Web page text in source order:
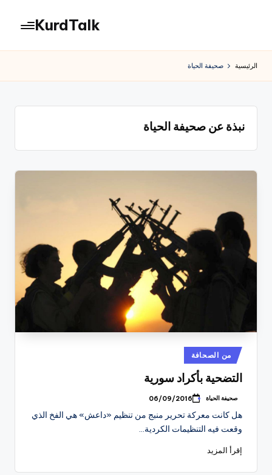
المحتوى
KurdTalk
الرئيسية صحيفة الحياة
نبذة عن صحيفة الحياة
نُشر
في
من الصحافة
التضحية بأكراد سورية
تمّ
بواسطة
صحيفة الحياة 06/09/2016
هل كانت معركة تحرير منبج من تنظيم «داعش» هي الفخ الذي
وقعت فيه التنظيمات الكردية…
إقرأ المزيد